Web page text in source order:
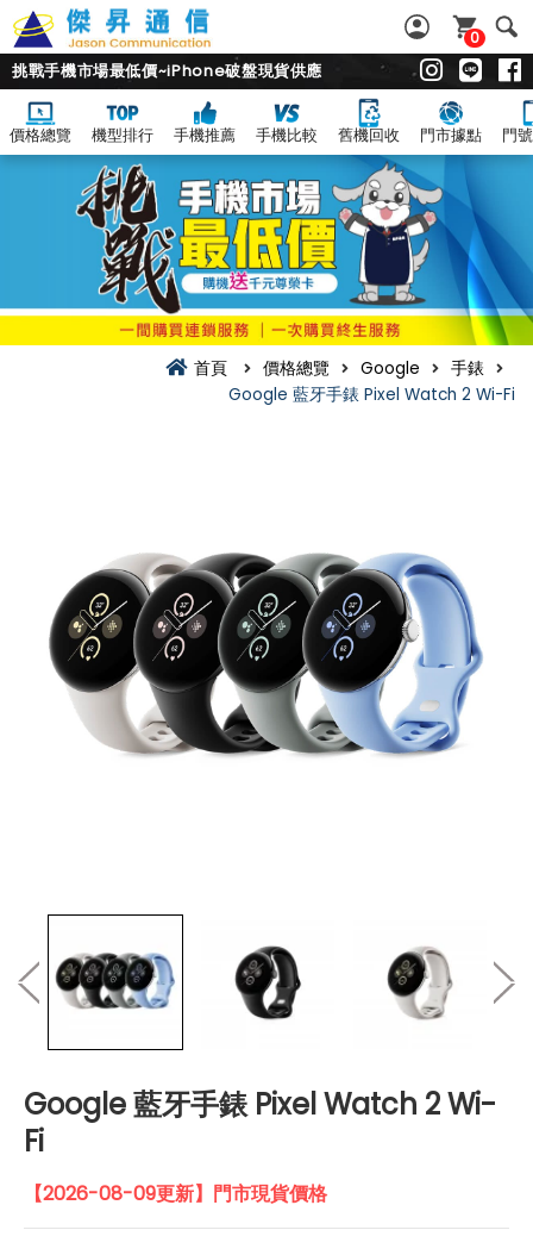
0
挑戰手機市場最低價~iPhone破盤現貨供應
價格總覽 機型排行 手機推薦 手機比較 舊機回收 門市據點 門
首頁 價格總覽 Google
手錶
Google 藍牙手錶 Pixel Watch 2 Wi-Fi
Google 藍牙手錶 Pixel Watch 2 Wi-
Fi
【2026-08-09更新】門市現貨價格